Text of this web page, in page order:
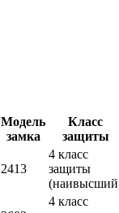
Модель
замка
Класс
защиты
2413
4 класс
защиты
4 класс